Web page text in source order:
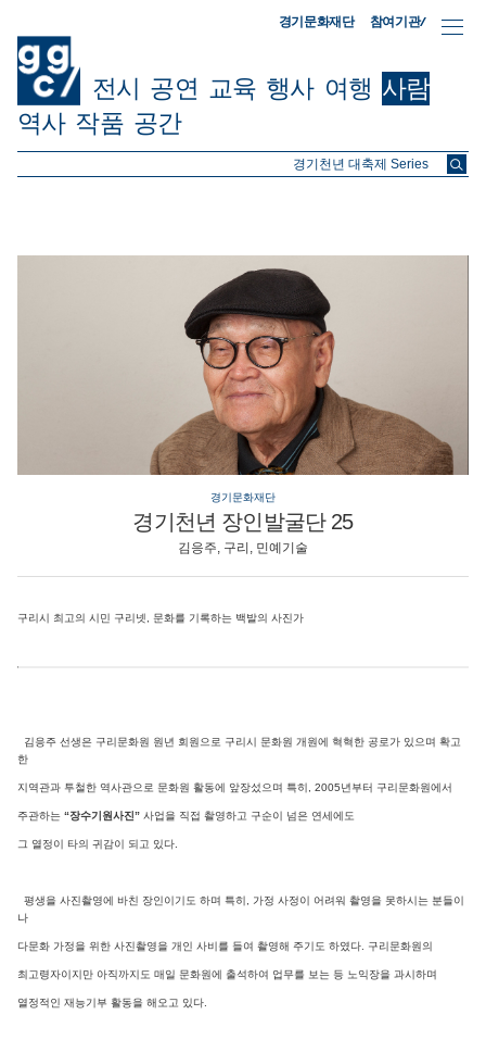
경기문화재단 참여기관/
전시 공연 교육 행사 여행 사람
역사 작품 공간
ggc/
경기문화재단
경기천년 장인발굴단 25
김응주, 구리, 민예기술
구리시 최고의 시민 구리넷, 문화를 기록하는 백발의 사진가
김응주 선생은 구리문화원 원년 회원으로 구리시 문화원 개원에 혁혁한 공로가 있으며 확고
한
지역관과 투철한 역사관으로 문화원 활동에 앞장섰으며 특히, 2005년부터 구리문화원에서
주관하는 “장수기원사진” 사업을 직접 촬영하고 구순이 넘은 연세에도
그 열정이 타의 귀감이 되고 있다.
평생을 사진촬영에 바친 장인이기도 하며 특히, 가정 사정이 어려워 촬영을 못하시는 분들이
나
다문화 가정을 위한 사진촬영을 개인 사비를 들여 촬영해 주기도 하였다. 구리문화원의
최고령자이지만 아직까지도 매일 문화원에 출석하여 업무를 보는 등 노익장을 과시하며
열정적인 재능기부 활동을 해오고 있다.